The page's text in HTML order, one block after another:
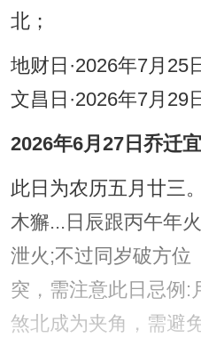
北；
地财日·2026年7月25
文昌日·2026年7月29
2026年6月27日乔迁
此日为农历五月廿三
木獬...日辰跟丙午年
泄火;不过同岁破方位
突，需注意此日忌例:
煞北成为夹角，需避